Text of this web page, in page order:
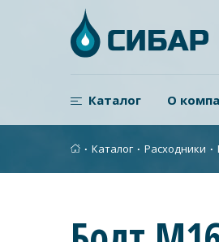
Каталог О
∙ Каталог ∙ Расходники ∙